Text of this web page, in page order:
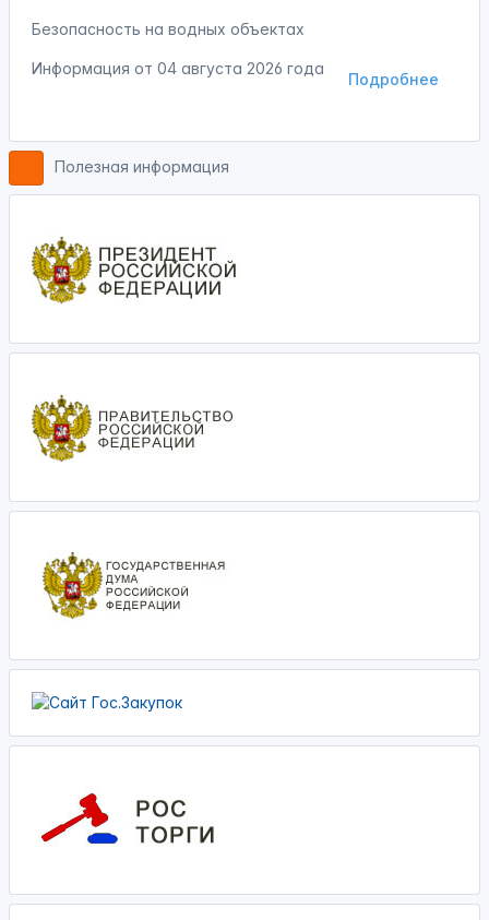
Безопасность на водных объектах
Подробнее
Информация от 04 августа 2026 года
Полезная информация